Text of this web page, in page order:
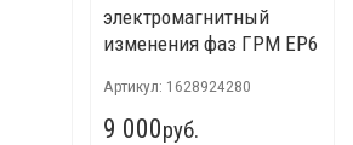
электромагнитный
изменения фаз ГРМ EP6
Артикул: 1628924280
9 000руб.